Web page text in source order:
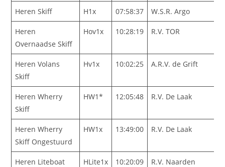
Heren Skiff H1x 07:58:37 W.S.R. Argo
Heren
Overnaadse Skiff
Hov1x 10:28:19 R.V. TOR
Heren Volans
Skiff
Hv1x 10:02:25 A.R.V. de Grift
Heren Wherry
Skiff
HW1* 12:05:48 R.V. De Laak
Heren Wherry
Skiff Ongestuurd
HW1x 13:49:00 R.V. De Laak
Heren Liteboat
HLite1x 10:20:09 R.V. Naarden